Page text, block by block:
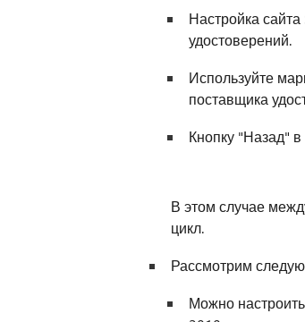
Настройка
удостоверений.
Используйте
поставщика
Кнопку "Назад"
В этом случае
цикл.
Рассмотрим
Можно